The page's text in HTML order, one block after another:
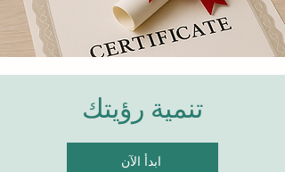
تنمية رؤيتك
ابدأ الآن